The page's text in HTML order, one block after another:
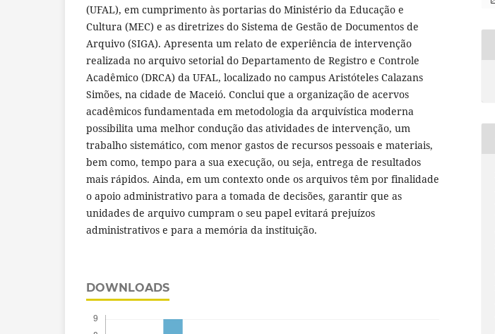
(UFAL), em cumprimento às portarias do Ministério da Educação e
Cultura (MEC) e as diretrizes do Sistema de Gestão de Documentos de
Arquivo (SIGA). Apresenta um relato de experiência de intervenção
realizada no arquivo setorial do Departamento de Registro e Controle
Acadêmico (DRCA) da UFAL, localizado no campus Aristóteles Calazans
Simões, na cidade de Maceió. Conclui que a organização de acervos
acadêmicos fundamentada em metodologia da arquivística moderna
possibilita uma melhor condução das atividades de intervenção, um
trabalho sistemático, com menor gastos de recursos pessoais e materiais,
bem como, tempo para a sua execução, ou seja, entrega de resultados
mais rápidos. Ainda, em um contexto onde os arquivos têm por finalidade
o apoio administrativo para a tomada de decisões, garantir que as
unidades de arquivo cumpram o seu papel evitará prejuízos
administrativos e para a memória da instituição.
DOWNLOADS